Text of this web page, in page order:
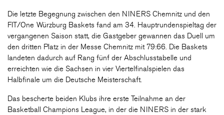
Die letzte Begegnung zwischen den NINERS Chemnitz und den
FIT/One Würzburg Baskets fand am 34. Hauptrundenspieltag der
vergangenen Saison statt, die Gastgeber gewannen das Duell um
den dritten Platz in der Messe Chemnitz mit 79:66. Die Baskets
landeten dadurch auf Rang fünf der Abschlusstabelle und
erreichten wie die Sachsen in vier Viertelfinalspielen das
Halbfinale um die Deutsche Meisterschaft.
Das bescherte beiden Klubs ihre erste Teilnahme an der
Basketball Champions League, in der die NINERS in der stark